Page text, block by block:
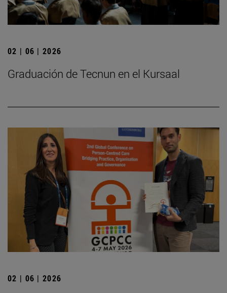
02 | 06 | 2026
Graduación de Tecnun en el Kursaal
02 | 06 | 2026